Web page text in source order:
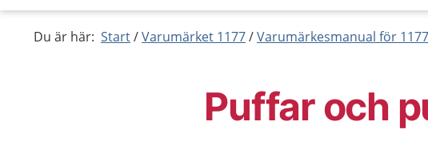
Du är här: Start Varumärket 1177 Varumärkesmanual för 1177
Puffar och